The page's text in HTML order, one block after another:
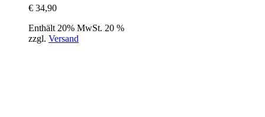
€ 34,90
Enthält 20% MwSt. 20 %
zzgl. Versand